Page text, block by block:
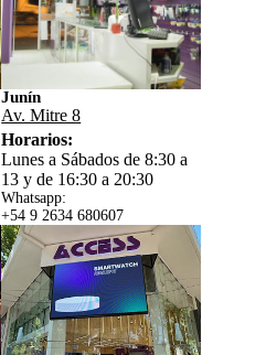
Junín
Av. Mitre 8
Horarios:
Lunes a Sábados de 8:30 a
13 y de 16:30 a 20:30
Whatsapp:
+54 9 2634 680607